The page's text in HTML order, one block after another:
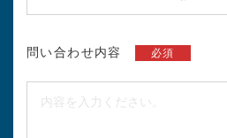
問い合わせ内容 必須